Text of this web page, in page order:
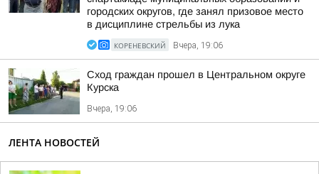
городских округов, где занял призовое место
в дисциплине стрельбы из лука
КОРЕНЕВСКИЙ Вчера, 19:06
Сход граждан прошел в Центральном округе
Курска
Вчера, 19:06
ЛЕНТА НОВОСТЕЙ